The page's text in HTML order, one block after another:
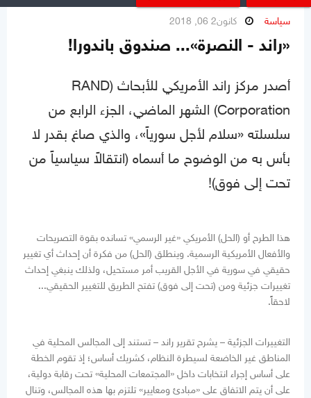
سياسة كانون2 06, 2018
«راند - النصرة»... صندوق باندورا!
أصدر مركز راند الأمريكي للأبحاث (RAND
Corporation) الشهر الماضي، الجزء الرابع من
سلسلته «سلام لأجل سورياً»، والذي صاغ بقدر لا
بأس به من الوضوح ما أسماه (انتقالاً سياسياً من
تحت إلى فوق)!
هذا الطرح أو (الحل) الأمريكي «غير الرسمي» تسانده بقوة التصريحات
والأفعال الأمريكية الرسمية. وينطلق (الحل) من فكرة أن إحداث أي تغيير
حقيقي في سورية في الأجل القريب أمر مستحيل، ولذلك ينبغي إحداث
تغييرات جزئية ومن (تحت إلى فوق) تفتح الطريق للتغيير الحقيقي...
لاحقاً.
التغييرات الجزئية – يشرح تقرير راند – تستند إلى المجالس المحلية في
المناطق غير الخاضعة لسيطرة النظام، كشريك أساس؛ إذ تقوم الخطة
على أساس إجراء انتخابات داخل «المجتمعات المحلية» تحت رقابة دولية،
على أن يتم الاتفاق على «مبادئ ومعايير» تلتزم بها هذه المجالس، وتنال